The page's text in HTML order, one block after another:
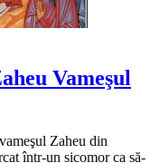
Vameşul
Zaheu din
într-un sicomor ca să-